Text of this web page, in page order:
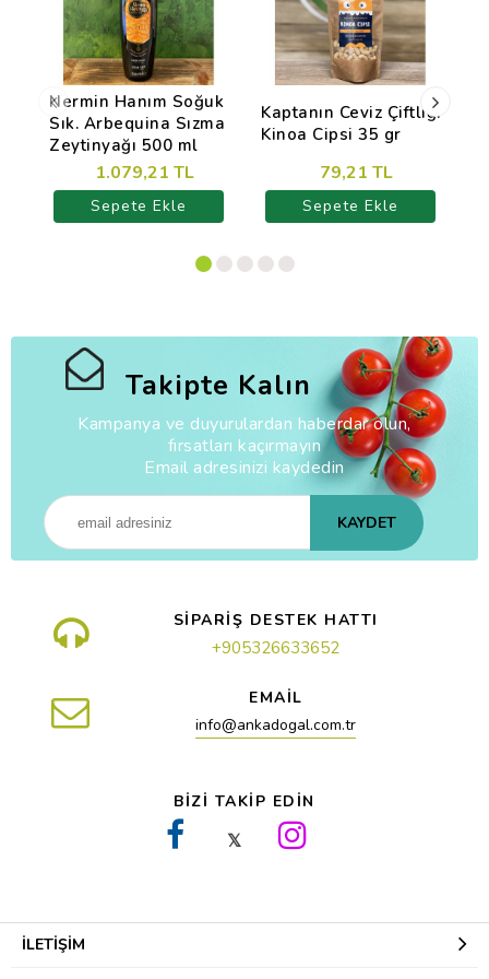
Nermin Hanım Soğuk
Sık. Arbequina Sızma
Zeytinyağı 500 ml
1.079,21 TL
Sepete Ekle
Kaptanın Ceviz Çiftliği
Kinoa Cipsi 35 gr
79,21 TL
Sepete Ekle
Takipte Kalın
Kampanya ve duyurulardan haberdar olun,
fırsatları kaçırmayın
Email adresinizi kaydedin
KAYDET
SİPARİŞ DESTEK HATTI
+905326633652
EMAİL
info@ankadogal.com.tr
BİZİ TAKİP EDİN
𝕏
İLETIŞIM